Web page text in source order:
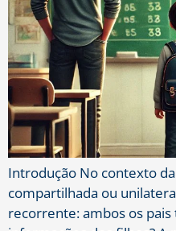
Introdução No contexto
compartilhada ou
recorrente: ambos os